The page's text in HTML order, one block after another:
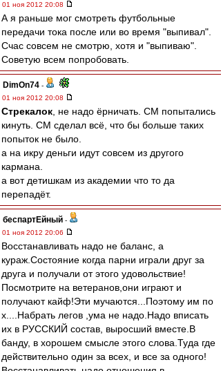
01 ноя 2012 20:08
А я раньше мог смотреть футбольные
передачи тока после или во время "выпивал".
Счас совсем не смотрю, хотя и "выпиваю".
Советую всем попробовать.
DimOn74 -
01 ноя 2012 20:08
Стрекалок , не надо ёрничать. СМ попытались
кинуть. СМ сделал всё, что бы больше таких
попыток не было.
а на икру деньги идут совсем из другого
кармана.
а вот детишкам из академии что то да
перепадёт.
беспартЕйный -
01 ноя 2012 20:06
Восстанавливать надо не баланс, а
кураж.Состояние когда парни играли друг за
друга и получали от этого удовольствие!
Посмотрите на ветеранов,они играют и
получают кайф!Эти мучаются...Поэтому им по
х....Набрать легов ,ума не надо.Надо вписать
их в РУССКИЙ состав, выросший вместе.В
банду, в хорошем смысле этого слова.Туда где
действительно один за всех, и все за одного!